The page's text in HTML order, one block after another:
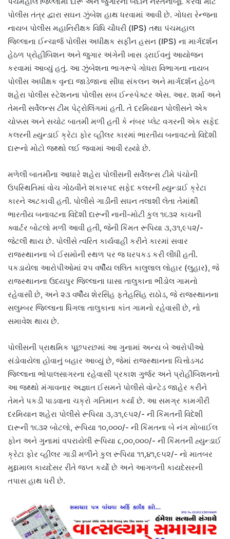
પોલીસ તંત્ર દ્વારા સઘન ઝુંબેશ હાથ ધરવામાં આવી છે. ગોધરા રેન્જના
નાયબ પોલીસ મહાનિરીક્ષક વિધિ ચૌધરી (IPS) તથા પંચમહાલ
જિલ્લાના ઈન્ચાર્જ પોલીસ અધીક્ષક સફીન હસન (IPS) ના માર્ગદર્શન
હેઠળ પ્રોહીબિશન અને જુગાર અંગેની ખાસ ડ્રાઈવનું આયોજન
કરવામાં આવ્યું હતું. આ ઝુંબેશના ભાગરૂપે ગોધરા વિભાગના નાયબ
પોલીસ અધીક્ષક વૃન્દા જાડેજાના સીધા સંકલન અને માર્ગદર્શન હેઠળ
શહેરા પોલીસ સ્ટેશનના પોલીસ સબ ઈન્સ્પેક્ટર એસ. આર. શર્મા અને
તેમની સર્વેલન્સ ટીમ પેટ્રોલિંગમાં હતી. તે દરમિયાન પોલીસને એક
ચોક્કસ અને સચોટ બાતમી મળી હતી કે નંબર પ્લેટ વગરની એક સફેદ
કલરની હ્યુન્ડાઈ ક્રેટા ફોર વ્હીલર કારમાં ભારતીય બનાવટનો વિદેશી
દારૂનો મોટો જથ્થો લઈ જવામાં આવી રહ્યો છે.
મળેલી બાતમીના આધારે શહેરા પોલીસની સર્વેલન્સ ટીમે પંચોની
ઉપસ્થિતિમાં વોચ ગોઠવીને શંકાસ્પદ સફેદ કલરની હ્યુન્ડાઈ ક્રેટા
કારને અટકાવી હતી. પોલીસે ગાડીની સઘન તલાશી લેતા તેમાંથી
ભારતીય બનાવટના વિદેશી દારૂની નાની-મોટી કુલ ૧૬૩૨ કાચની
ક્વાર્ટર બોટલો મળી આવી હતી, જેની કિંમત રૂપિયા ૩,૩૧,૯૫૨/-
જેટલી થાય છે. પોલીસે ત્વરિત કાર્યવાહી કરીને કારમાં સવાર
રાજસ્થાનના બે ઈસમોની સ્થળ પર જ ધરપકડ કરી લીધી હતી.
પકડાયેલા આરોપીઓમાં ૨૫ વર્ષીય લલિત કાલુલાલ લોહાર (લુહાર), જે
રાજસ્થાનના ઉદયપુર જિલ્લાના ઘાસા તાલુકાના ભીંડોલ ગામનો
રહેવાસી છે, અને ૨૩ વર્ષીય શેરસિંહ ફતેહસિંહ રાઠોડ, જે રાજસ્થાનના
સલુમ્બર જિલ્લાના ધિંગલા તાલુકાના કાંત ગામનો રહેવાસી છે, નો
સમાવેશ થાય છે.
પોલીસની પ્રાથમિક પૂછપરછમાં આ ગુનામાં અન્ય બે આરોપીઓ
સંડોવાયેલા હોવાનું બહાર આવ્યું છે, જેમાં રાજસ્થાનના ચિત્તોડગઢ
જિલ્લાના ભોપાલસાગરના રહેવાસી પ્રકાશ ગુર્જર અને પ્રોહીબિશનનો
આ જથ્થો મંગાવનાર અજ્ઞાત ઈસમને પોલીસે વોન્ટેડ જાહેર કરીને
તેમને પકડી પાડવાના ચક્રો ગતિમાન કર્યા છે. આ સમગ્ર કામગીરી
દરમિયાન શહેરા પોલીસે રૂપિયા ૩,૩૧,૯૫૨/- ની કિંમતની વિદેશી
દારૂની ૧૬૩૨ બોટલો, રૂપિયા ૧૦,૦૦૦/- ની કિંમતના બે નંગ મોબાઈલ
ફોન અને ગુનામાં વપરાયેલી રૂપિયા ૮,૦૦,૦૦૦/- ની કિંમતની હ્યુન્ડાઈ
ક્રેટા ફોર વ્હીલર ગાડી મળીને કુલ રૂપિયા ૧૧,૪૧,૯૫૨/- નો માતબર
મુદ્દામાલ કાયદેસર રીતે જપ્ત કર્યો છે અને આગળની કાયદેસરની
તપાસ હાથ ધરી છે.